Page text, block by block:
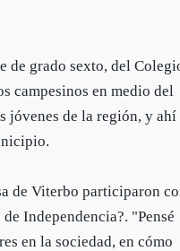
de grado sexto, del
campesinos en medio del
jóvenes de la región, y ahí
de Viterbo participaron
Independencia?. "Pensé
en la sociedad, en cómo